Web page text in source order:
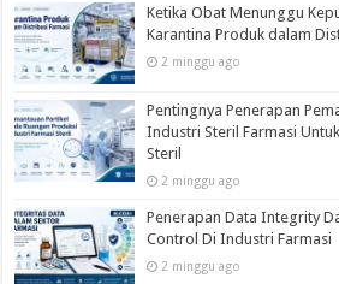
Ketika Obat Menunggu
Karantina Produk dalam
2 minggu ago
Pentingnya Penerapan
Industri Steril Farmasi
Steril
2 minggu ago
Penerapan Data Integrity
Control Di Industri Farmasi
2 minggu ago